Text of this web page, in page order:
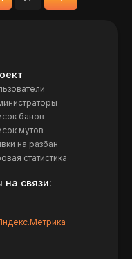
банов
мутов
на разбан
статистика
на связи: